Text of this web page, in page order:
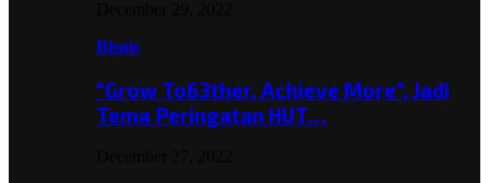
Bisnis
“Grow To63ther, Achieve More”, Jadi
Tema Peringatan HUT…